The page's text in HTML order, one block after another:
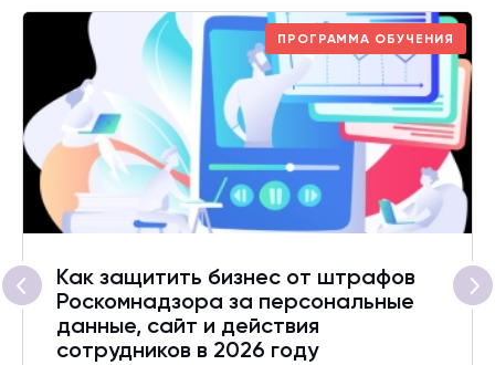
ПРОГРАММА ОБУЧЕНИЯ
Как защитить бизнес от штрафов
Роскомнадзора за персональные
данные, сайт и действия
сотрудников в 2026 году